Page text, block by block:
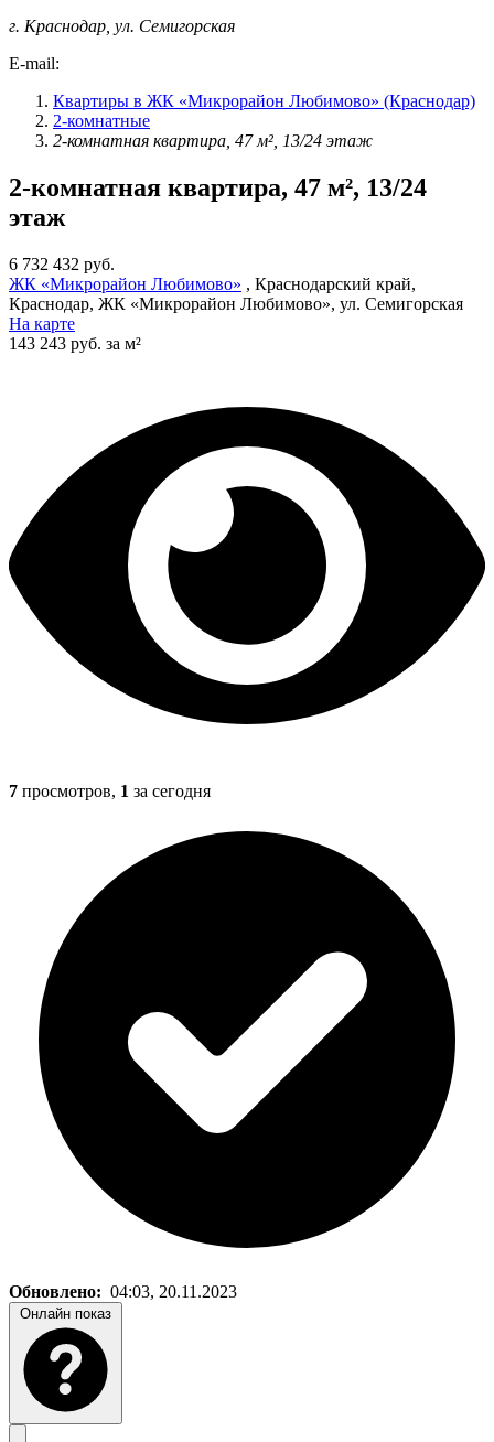
г. Краснодар, ул. Семигорская
E-mail:
Квартиры в ЖК «Микрорайон Любимово» (Краснодар)
2-комнатные
2-комнатная квартира, 47 м², 13/24 этаж
2-комнатная квартира, 47 м², 13/24
этаж
6 732 432 руб.
ЖК «Микрорайон Любимово» , Краснодарский край,
Краснодар, ЖК «Микрорайон Любимово», ул. Семигорская
На карте
143 243 руб. за м²
7 просмотров, 1 за сегодня
Обновлено: 04:03, 20.11.2023
Онлайн показ